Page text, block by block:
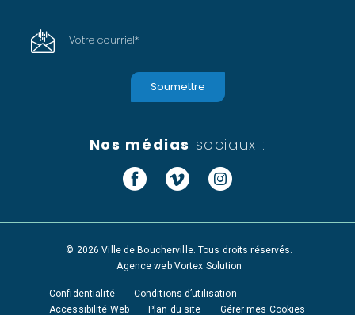
Votre courriel*
Nos médias sociaux :
Facebook
VimeoInstagram
© 2026 Ville de Boucherville. Tous droits réservés.
Agence web Vortex Solution
Confidentialité
Conditions d’utilisation
Accessibilité Web
Plan du site Gérer mes Cookies